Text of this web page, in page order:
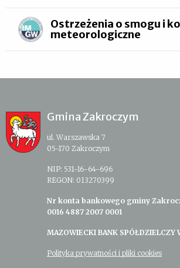
Ostrzeżenia o smogu i
meteorologiczne
Gmina Zakroczym
ul. Warszawska 7
05-170 Zakroczym
NIP: 531-16-64-696
REGON: 013270399
Nr konta bankowego gminy
0016 4887 2007 0001
MAZOWIECKI BANK SPÓŁDZIELCZY
Polityka prywatności i pliki cookies